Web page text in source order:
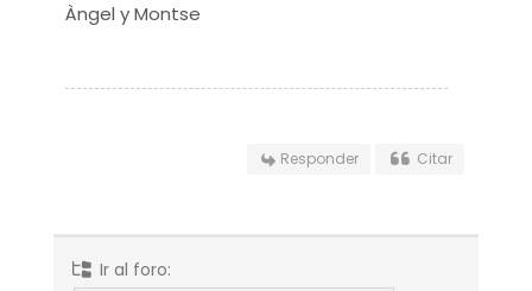
Àngel y Montse
Responder Citar
Ir al foro: